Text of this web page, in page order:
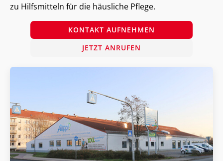
zu Hilfsmitteln für die häusliche Pflege.
KONTAKT AUFNEHMEN
JETZT ANRUFEN